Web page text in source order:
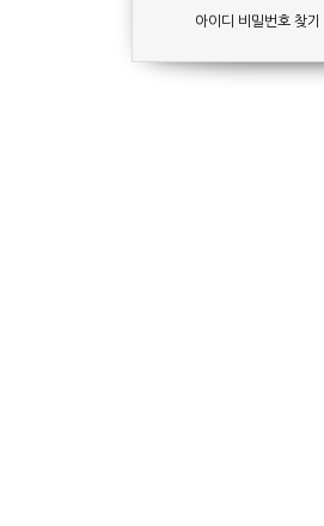
아이디 비밀번호 찾기